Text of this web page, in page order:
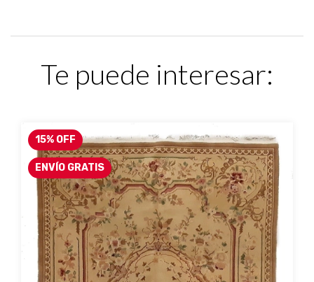
Te puede interesar:
15% OFF
ENVÍO GRATIS